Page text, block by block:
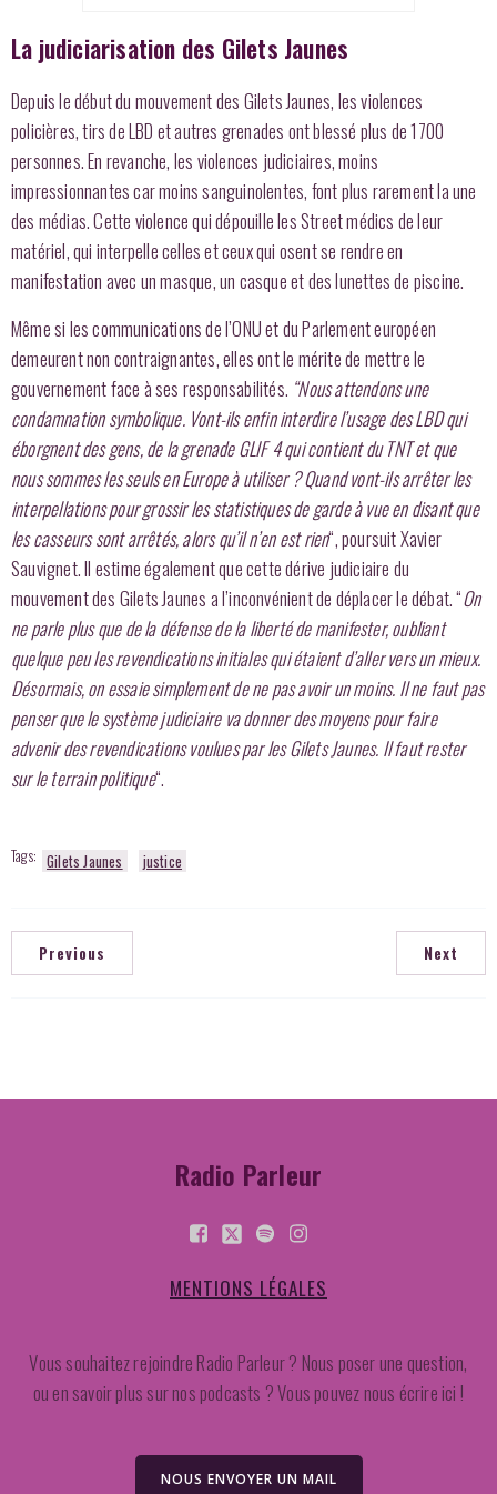
La judiciarisation des Gilets Jaunes
Depuis le début du mouvement des Gilets Jaunes, les violences
policières, tirs de LBD et autres grenades ont blessé plus de 1700
personnes. En revanche, les violences judiciaires, moins
impressionnantes car moins sanguinolentes, font plus rarement la une
des médias. Cette violence qui dépouille les Street médics de leur
matériel, qui interpelle celles et ceux qui osent se rendre en
manifestation avec un masque, un casque et des lunettes de piscine.
Même si les communications de l’ONU et du Parlement européen
demeurent non contraignantes, elles ont le mérite de mettre le
gouvernement face à ses responsabilités. “Nous attendons une
condamnation symbolique. Vont-ils enfin interdire l’usage des LBD qui
éborgnent des gens, de la grenade GLIF 4 qui contient du TNT et que
nous sommes les seuls en Europe à utiliser ? Quand vont-ils arrêter les
interpellations pour grossir les statistiques de garde à vue en disant que
les casseurs sont arrêtés, alors qu’il n’en est rien“, poursuit Xavier
Sauvignet. Il estime également que cette dérive judiciaire du
mouvement des Gilets Jaunes a l’inconvénient de déplacer le débat. “On
ne parle plus que de la défense de la liberté de manifester, oubliant
quelque peu les revendications initiales qui étaient d’aller vers un mieux.
Désormais, on essaie simplement de ne pas avoir un moins. Il ne faut pas
penser que le système judiciaire va donner des moyens pour faire
advenir des revendications voulues par les Gilets Jaunes. Il faut rester
sur le terrain politique“.
Tags: Gilets Jaunes justice
Previous Next
Radio Parleur
MENTIONS LÉGALES
Vous souhaitez rejoindre Radio Parleur ? Nous poser une question,
ou en savoir plus sur nos podcasts ? Vous pouvez nous écrire ici !
NOUS ENVOYER UN MAIL